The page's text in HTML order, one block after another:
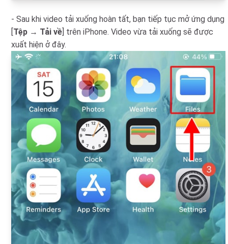
- Sau khi video tải xuống hoàn tất, bạn tiếp tục mở ứng dụng
[Tệp → Tải về] trên iPhone. Video vừa tải xuống sẽ được
xuất hiện ở đây.